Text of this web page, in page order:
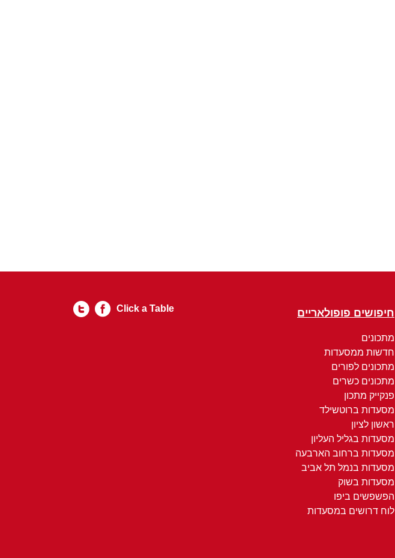
חיפושים פופולאריים
מתכונים
חדשות ממסעדות
מתכונים לפורים
מתכונים כשרים
פנקייק מתכון
מסעדות ברוטשילד
ראשון לציון
מסעדות בגליל העליון
מסעדות ברחוב הארבעה
מסעדות בנמל תל אביב
מסעדות בשוק
הפשפשים ביפו
לוח דרושים במסעדות
Click a Table